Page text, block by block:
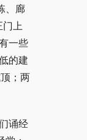
、廊
门上
一些
的建
；两
诵经